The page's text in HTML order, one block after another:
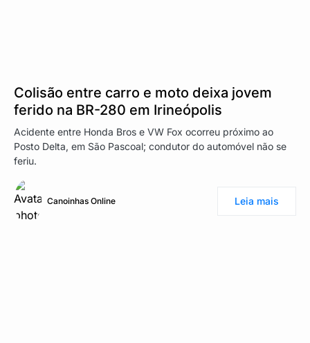
Colisão entre carro e moto deixa jovem
ferido na BR-280 em Irineópolis
Acidente entre Honda Bros e VW Fox ocorreu próximo ao
Posto Delta, em São Pascoal; condutor do automóvel não se
feriu.
Canoinhas Online Leia mais